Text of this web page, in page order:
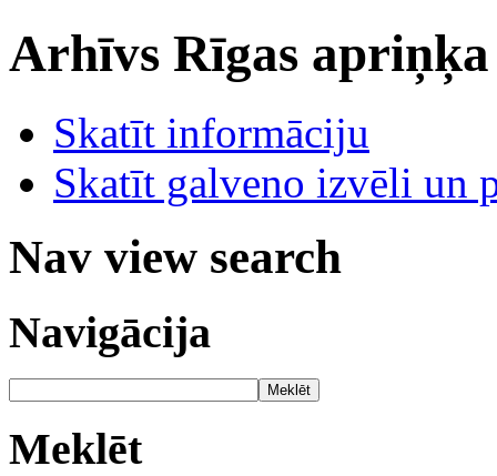
Arhīvs Rīgas
Skatīt informāciju
Skatīt galveno izvēli un
Nav view search
Navigācija
Meklēt
Meklēt